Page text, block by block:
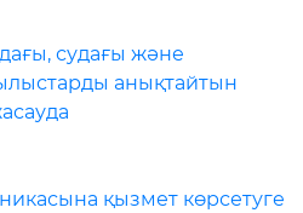
судағы және
анықтайтын
қызмет көрсетуге